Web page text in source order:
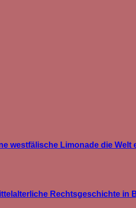
westfälische Limonade die Welt
Rechtsgeschichte in